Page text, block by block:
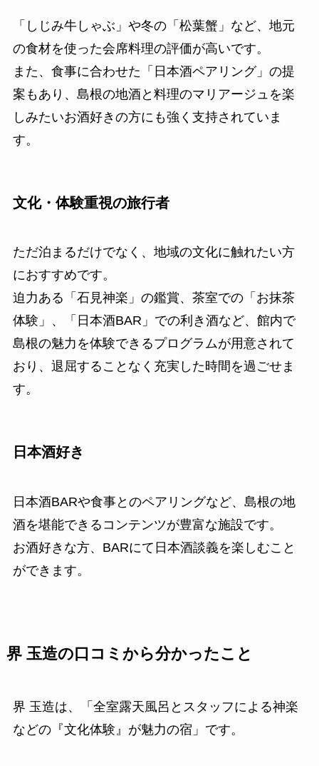
「しじみ牛しゃぶ」や冬の「松葉蟹」など、地元
の食材を使った会席料理の評価が高いです。
また、食事に合わせた「日本酒ペアリング」の提
案もあり、島根の地酒と料理のマリアージュを楽
しみたいお酒好きの方にも強く支持されていま
す。
文化・体験重視の旅行者
ただ泊まるだけでなく、地域の文化に触れたい方
におすすめです。
迫力ある「石見神楽」の鑑賞、茶室での「お抹茶
体験」、「日本酒BAR」での利き酒など、館内で
島根の魅力を体験できるプログラムが用意されて
おり、退屈することなく充実した時間を過ごせま
す。
日本酒好き
日本酒BARや食事とのペアリングなど、島根の地
酒を堪能できるコンテンツが豊富な施設です。
お酒好きな方、BARにて日本酒談義を楽しむこと
ができます。
界 玉造の口コミから分かったこと
界 玉造は、「全室露天風呂とスタッフによる神楽
などの『文化体験』が魅力の宿」です。